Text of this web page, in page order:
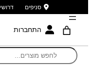
סניפים
התחברות